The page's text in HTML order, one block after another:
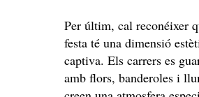
Per últim, cal reconéixer
festa té una dimensió
captiva. Els carrers es
amb flors, banderoles i